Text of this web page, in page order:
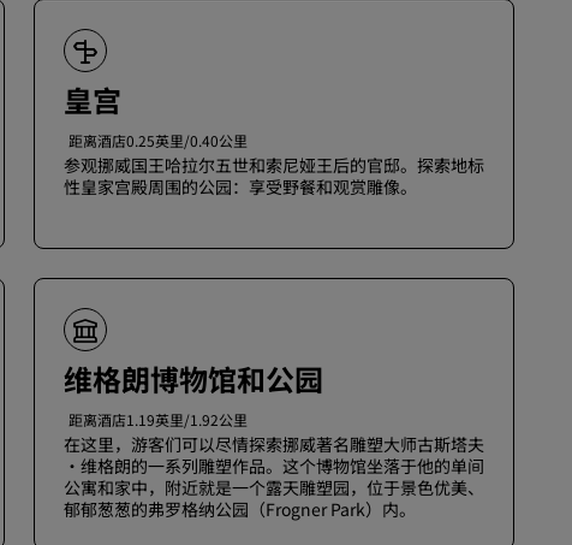
皇宫
距离酒店0.25英里/0.40公里
参观挪威国王哈拉尔五世和索尼娅王后的官邸。探索地标
性皇家宫殿周围的公园：享受野餐和观赏雕像。
维格朗博物馆和公园
距离酒店1.19英里/1.92公里
在这里，游客们可以尽情探索挪威著名雕塑大师古斯塔夫
·维格朗的一系列雕塑作品。这个博物馆坐落于他的单间
公寓和家中，附近就是一个露天雕塑园，位于景色优美、
郁郁葱葱的弗罗格纳公园（Frogner Park）内。